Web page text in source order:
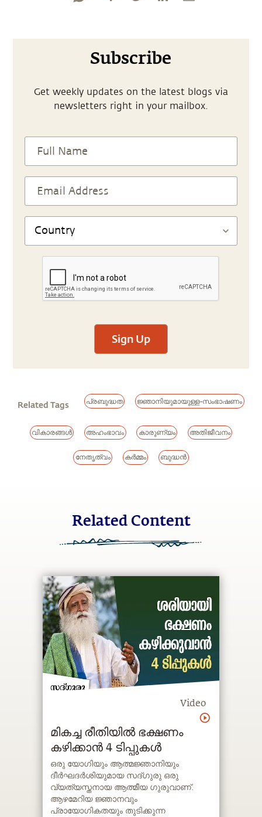
Subscribe
Get weekly updates on the latest blogs via
newsletters right in your mailbox.
Sign Up
Related Tags പ്രബുദ്ധത ജ്ഞാനിയുമായുള്ള-സംഭാഷണം
വികാരങ്ങൾ അഹംഭാവം കാരുണ്യം അതിജീവനം
നേതൃത്വം കർമ്മം ബുദ്ധൻ
Related Content
Video
മികച്ച രീതിയിൽ ഭക്ഷണം
കഴിക്കാൻ 4 ടിപ്പുകൾ
ഒരു യോഗിയും ആത്മജ്ഞാനിയും
ദീര്‍ഘദര്‍ശിയുമായ സദ്ഗുരു ഒരു
വ്യത്യസ്തനായ ആത്മീയ ഗുരുവാണ്.
ആഴമേറിയ ജ്ഞാനവും
പ്രായോഗികതയും തുടിക്കുന്ന